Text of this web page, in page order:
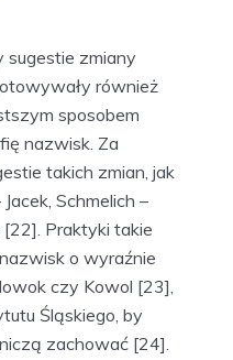
sugestie zmiany
również
sposobem
nazwisk. Za
takich zmian, jak
Schmelich –
[22]. Praktyki takie
o wyraźnie
czy Kowol [23],
Śląskiego, by
zachować [24].